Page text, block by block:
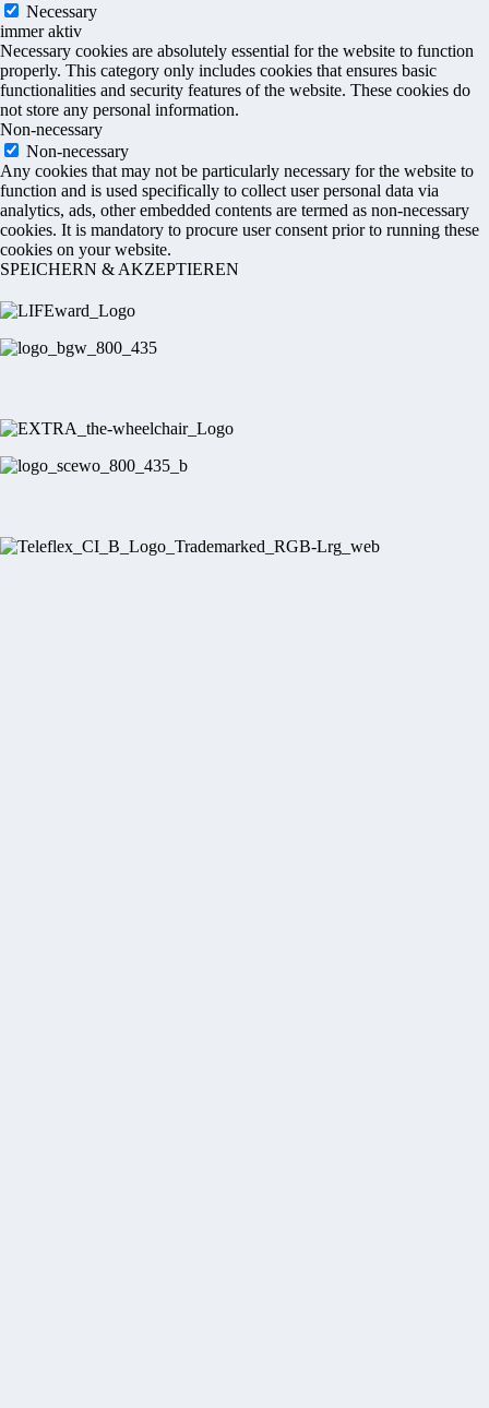
Necessary
immer aktiv
Necessary cookies are absolutely essential for the website to function
properly. This category only includes cookies that ensures basic
functionalities and security features of the website. These cookies do
not store any personal information.
Non-necessary
Non-necessary
Any cookies that may not be particularly necessary for the website to
function and is used specifically to collect user personal data via
analytics, ads, other embedded contents are termed as non-necessary
cookies. It is mandatory to procure user consent prior to running these
cookies on your website.
SPEICHERN & AKZEPTIEREN